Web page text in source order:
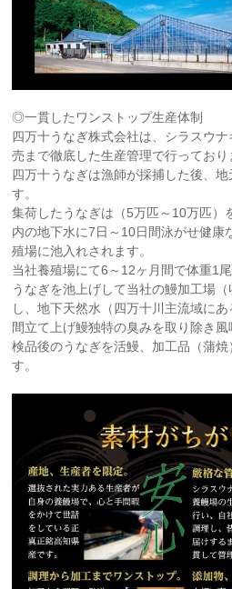
◎一貫したワンストップ生産体制
四万十うなぎ株式会社は、シラスウ
売まで徹底した生産管理で行っており
四万十うなぎは漁師が採捕した後、
す。
集荷したうなぎは（5万匹～10万匹）
内の地下水に7日～10日間泳がせ健康
殖場に池入れされます。
当社養殖場にて6～12ヶ月間で体重1
うなぎを池上げして当社の鰻加工場
し、地下天然水（四万十川主流域に
間立て上げ鰻独特の臭みを取り除き風
検品後のうなぎを活鰻、加工品（蒲
す。